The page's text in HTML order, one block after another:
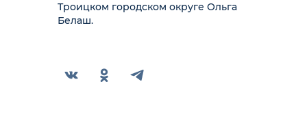
Троицком городском округе Ольга
Белаш.